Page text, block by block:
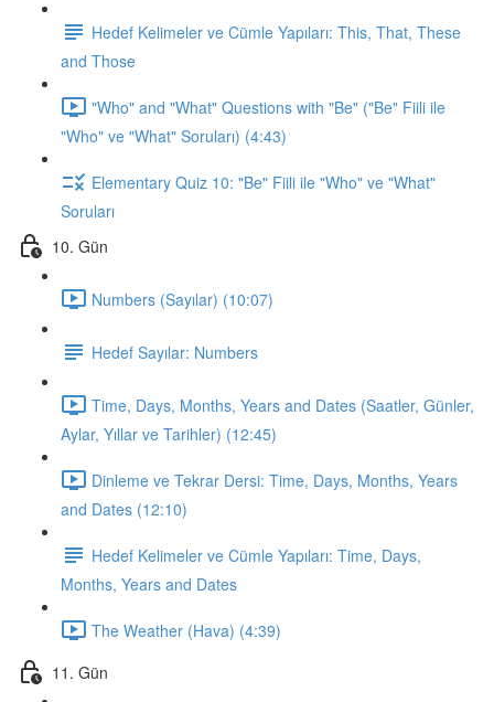
Hedef Kelimeler ve Cümle Yapıları: This, That, These
and Those
"Who" and "What" Questions with "Be" ("Be" Fiili ile
"Who" ve "What" Soruları) (4:43)
Elementary Quiz 10: "Be" Fiili ile "Who" ve "What"
Soruları
10. Gün
Numbers (Sayılar) (10:07)
Hedef Sayılar: Numbers
Time, Days, Months, Years and Dates (Saatler, Günler,
Aylar, Yıllar ve Tarihler) (12:45)
Dinleme ve Tekrar Dersi: Time, Days, Months, Years
and Dates (12:10)
Hedef Kelimeler ve Cümle Yapıları: Time, Days,
Months, Years and Dates
The Weather (Hava) (4:39)
11. Gün